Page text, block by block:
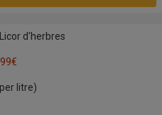
d'herbres
litre)